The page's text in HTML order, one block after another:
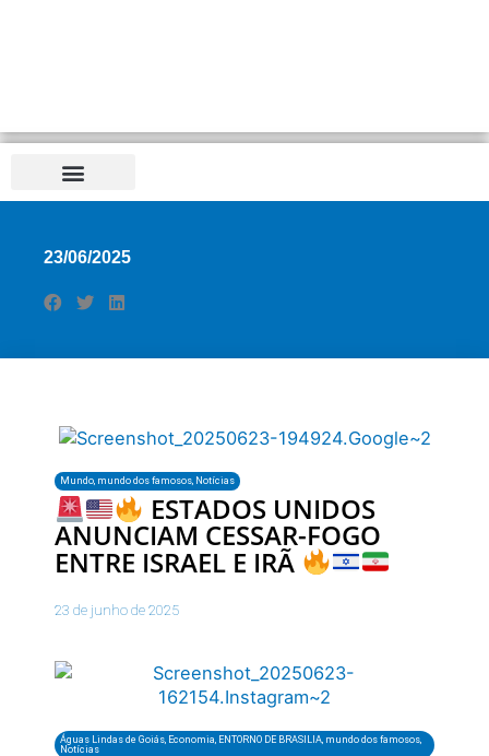
23/06/2025
Mundo mundo dos famosos Notícias
ESTADOS UNIDOS
ANUNCIAM CESSAR-FOGO
ENTRE ISRAEL E IRÃ
23 de junho de 2025
Águas Lindas de Goiás Economia ENTORNO DE BRASILIA mundo dos famosos
Notícias